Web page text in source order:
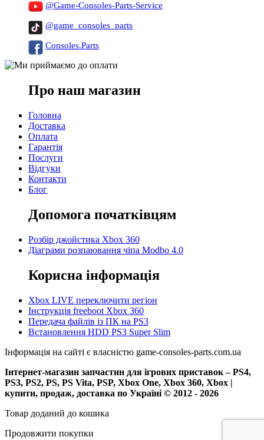
@Game-Consoles-Parts-Service
@game_consoles_parts
Consoles.Parts
Про наш магазин
Головна
Доставка
Оплата
Гарантія
Послуги
Відгуки
Контакти
Блог
Допомога початківцям
Розбір джойстика Xbox 360
Діаграми розпаювання чіпа Modbo 4.0
Корисна інформація
Xbox LIVE переключити регіон
Інструкція freeboot Xbox 360
Передача файлів із ПК на PS3
Встановлення HDD PS3 Super Slim
Інформація на сайті є власністю game-consoles-parts.com.ua
Інтернет-магазин запчастин для ігрових приставок – PS4,
PS3, PS2, PS, PS Vita, PSP, Xbox One, Xbox 360, Xbox |
купити, продаж, доставка по Україні © 2012 - 2026
Товар доданий до кошика
Продовжити покупки